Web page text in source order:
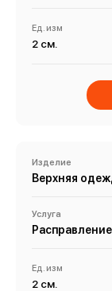
Ед. изм
2 см.
Изделие
Верхняя
Услуга
Ед. изм
2 см.